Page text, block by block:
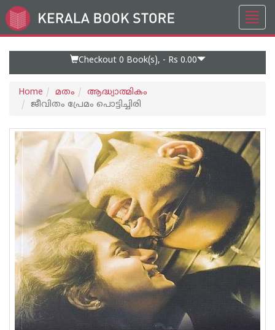
Go
to
Checkout 0 Book(s), - Rs 0.00
Home മതം
ആദ്ധ്യാത്മികം
ജീവിതം പ്രേമം പൊട്ടിച്ചിരി